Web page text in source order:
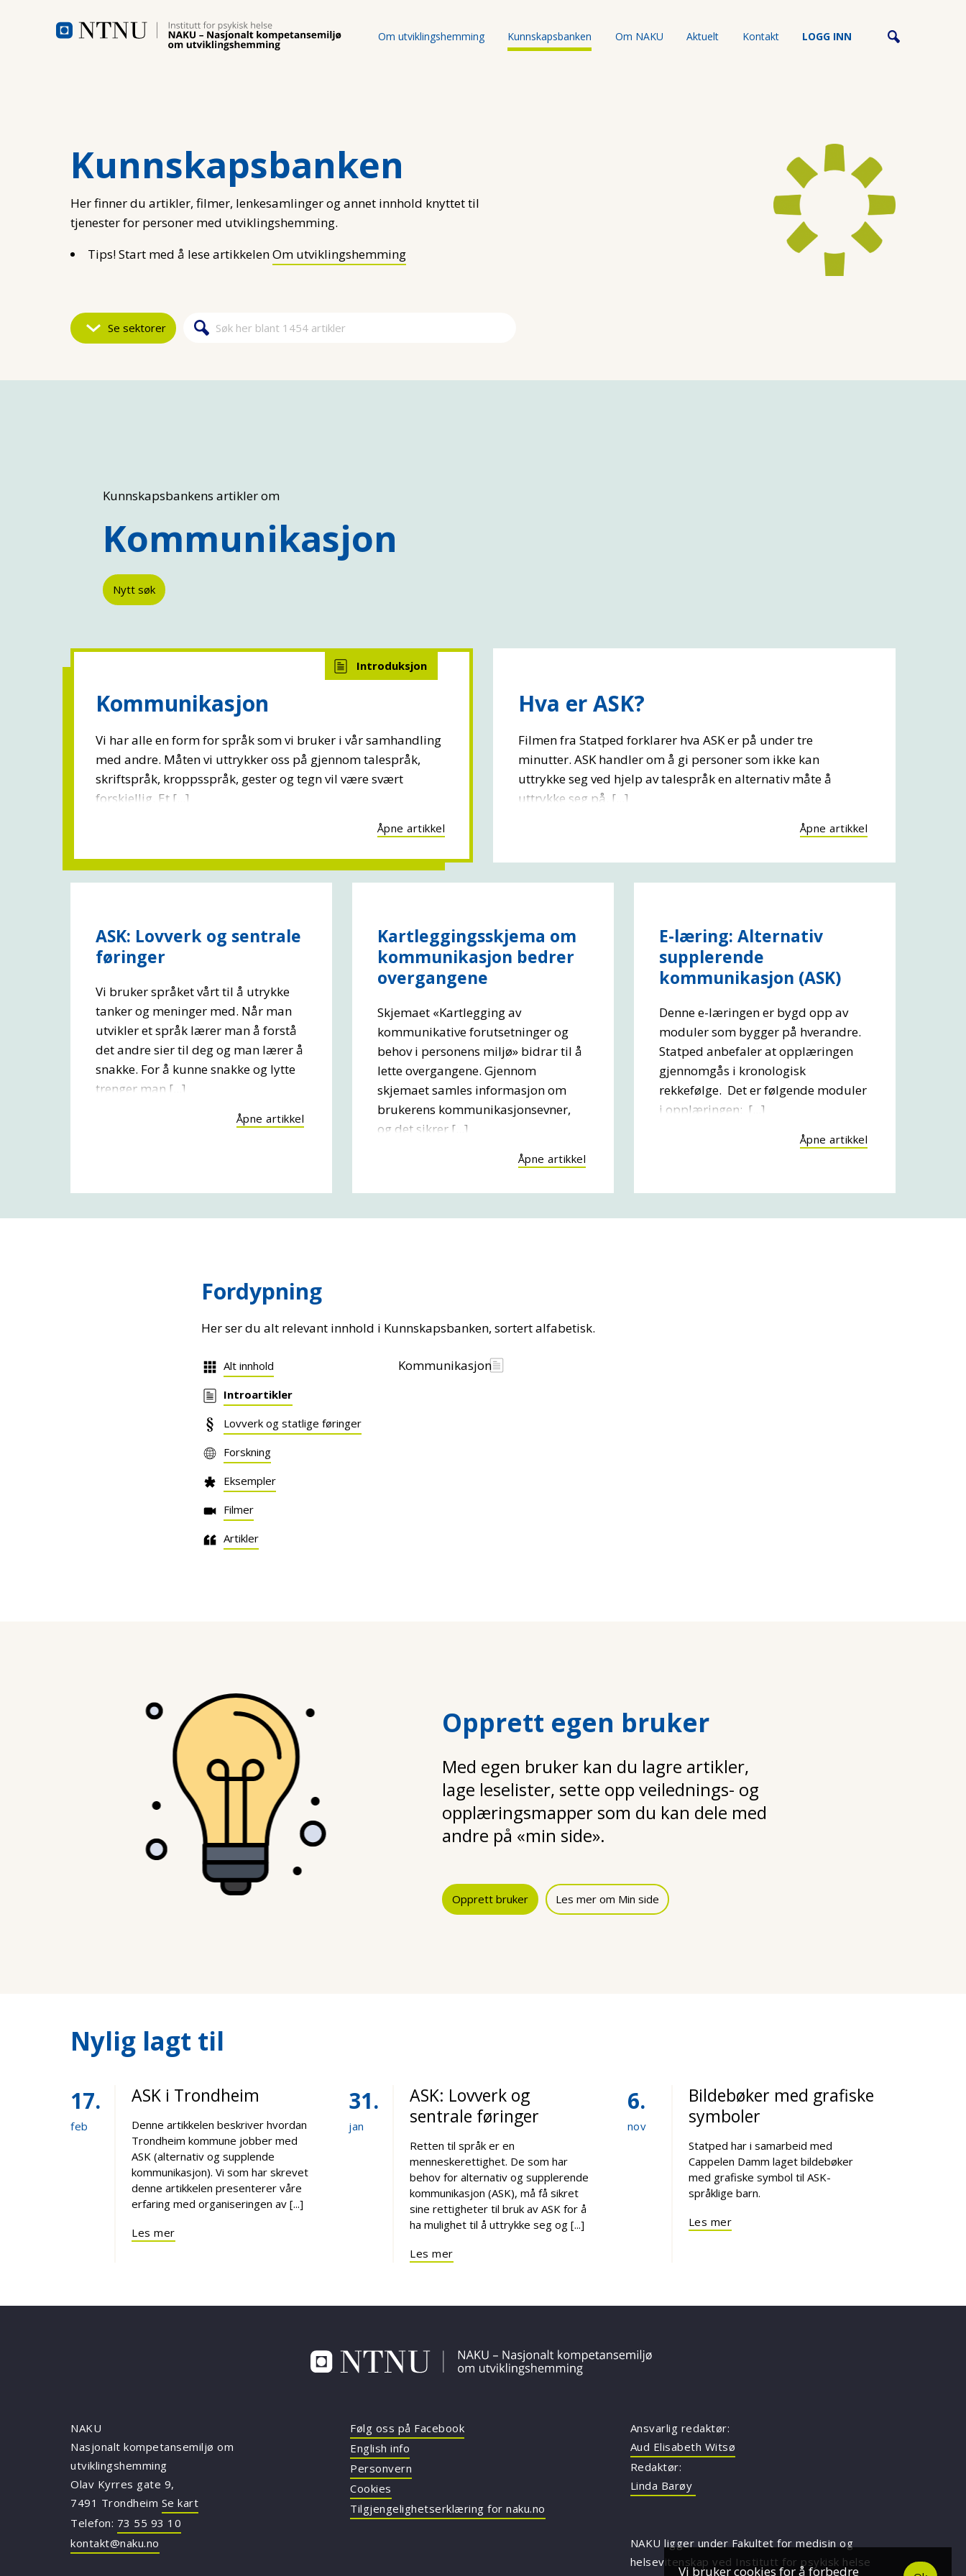
Om utviklingshemming Kunnskapsbanken Om NAKU Aktuelt Kontakt LOGG INN
Kunnskapsbanken
Her finner du artikler, filmer, lenkesamlinger og annet innhold knyttet til
tjenester for personer med utviklingshemming.
Tips! Start med å lese artikkelenOm utviklingshemming
Se sektorer Søkeskjema
Søk
Kunnskapsbankens artikler om
Kommunikasjon
Nytt søk
Kommunikasjon
Vi har alle en form for språk som vi bruker i vår samhandling
med andre. Måten vi uttrykker oss på gjennom talespråk,
skriftspråk, kroppsspråk, gester og tegn vil være svært
forskjellig. Et [...]
Åpne artikkel
Hva er ASK?
Filmen fra Statped forklarer hva ASK er på under tre
minutter. ASK handler om å gi personer som ikke kan
uttrykke seg ved hjelp av talespråk en alternativ måte å
uttrykke seg på. [...]
Åpne artikkel
ASK: Lovverk og sentrale
føringer
Vi bruker språket vårt til å utrykke
tanker og meninger med. Når man
utvikler et språk lærer man å forstå
det andre sier til deg og man lærer å
snakke. For å kunne snakke og lytte
trenger man [...]
Åpne artikkel
Kartleggingsskjema om
kommunikasjon bedrer
overgangene
Skjemaet «Kartlegging av
kommunikative forutsetninger og
behov i personens miljø» bidrar til å
lette overgangene. Gjennom
skjemaet samles informasjon om
brukerens kommunikasjonsevner,
og det sikrer [...]
Åpne artikkel
E-læring: Alternativ
supplerende
kommunikasjon (ASK)
Denne e-læringen er bygd opp av
moduler som bygger på hverandre.
Statped anbefaler at opplæringen
gjennomgås i kronologisk
rekkefølge. Det er følgende moduler
i opplæringen: [...]
Åpne artikkel
Fordypning
Her ser du alt relevant innhold i Kunnskapsbanken, sortert alfabetisk.
Alt innhold
Introartikler
Lovverk og statlige føringer
Forskning
Eksempler
Filmer
Artikler
Kommunikasjon
Opprett egen bruker
Med egen bruker kan du lagre artikler,
lage leselister, sette opp veilednings- og
opplæringsmapper som du kan dele med
andre på «min side».
Opprett bruker Les mer om Min side
Nylig lagt til
17
feb
ASK i Trondheim
Denne artikkelen beskriver hvordan
Trondheim kommune jobber med
ASK (alternativ og supplende
kommunikasjon). Vi som har skrevet
denne artikkelen presenterer våre
erfaring med organiseringen av [...]
Les mer
31
jan
ASK: Lovverk og
sentrale føringer
Retten til språk er en
menneskerettighet. De som har
behov for alternativ og supplerende
kommunikasjon (ASK), må få sikret
sine rettigheter til bruk av ASK for å
ha mulighet til å uttrykke seg og [...]
Les mer
6
nov
Bildebøker med grafiske
symboler
Statped har i samarbeid med
Cappelen Damm laget bildebøker
med grafiske symbol til ASK-
språklige barn.
Les mer
NAKU
Nasjonalt kompetansemiljø om
utviklingshemming
Olav Kyrres gate 9,
7491 Trondheim Se kart
Telefon: 73 55 93 10
kontakt@naku.no
Følg oss på Facebook
English info
Personvern
Cookies
Tilgjengelighetserklæring for naku.no
Ansvarlig redaktør:
Aud Elisabeth Witsø
Redaktør:
Linda Barøy
NAKU ligger under Fakultet for medisin og
helsevitenskap ved Institutt for psykisk helse
Vi bruker cookies for å forbedre